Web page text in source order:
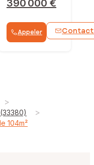
WhatsApp
390 000 €
Appeler
>
>
104m²